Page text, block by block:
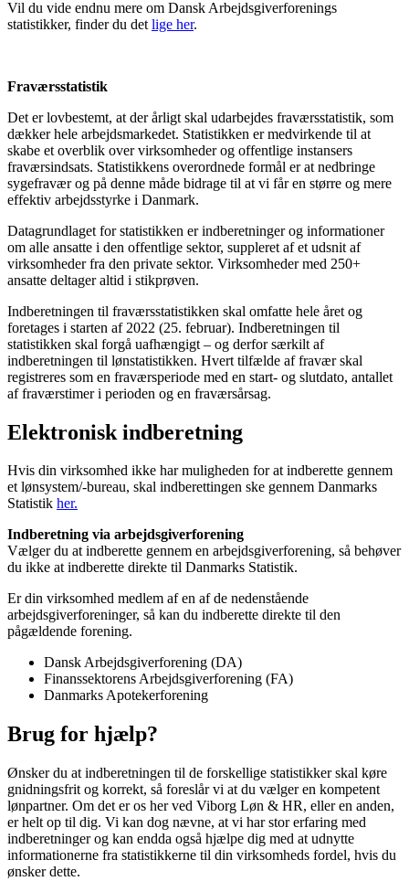
Vil du vide endnu mere om Dansk Arbejdsgiverforenings
statistikker, finder du det lige her.
Fraværsstatistik
Det er lovbestemt, at der årligt skal udarbejdes fraværsstatistik, som
dækker hele arbejdsmarkedet. Statistikken er medvirkende til at
skabe et overblik over virksomheder og offentlige instansers
fraværsindsats. Statistikkens overordnede formål er at nedbringe
sygefravær og på denne måde bidrage til at vi får en større og mere
effektiv arbejdsstyrke i Danmark.
Datagrundlaget for statistikken er indberetninger og informationer
om alle ansatte i den offentlige sektor, suppleret af et udsnit af
virksomheder fra den private sektor. Virksomheder med 250+
ansatte deltager altid i stikprøven.
Indberetningen til fraværsstatistikken skal omfatte hele året og
foretages i starten af 2022 (25. februar). Indberetningen til
statistikken skal forgå uafhængigt – og derfor særkilt af
indberetningen til lønstatistikken. Hvert tilfælde af fravær skal
registreres som en fraværsperiode med en start- og slutdato, antallet
af fraværstimer i perioden og en fraværsårsag.
Elektronisk indberetning
Hvis din virksomhed ikke har muligheden for at indberette gennem
et lønsystem/-bureau, skal indberettingen ske gennem Danmarks
Statistik her.
Indberetning via arbejdsgiverforening
Vælger du at indberette gennem en arbejdsgiverforening, så behøver
du ikke at indberette direkte til Danmarks Statistik.
Er din virksomhed medlem af en af de nedenstående
arbejdsgiverforeninger, så kan du indberette direkte til den
pågældende forening.
Dansk Arbejdsgiverforening (DA)
Finanssektorens Arbejdsgiverforening (FA)
Danmarks Apotekerforening
Brug for hjælp?
Ønsker du at indberetningen til de forskellige statistikker skal køre
gnidningsfrit og korrekt, så foreslår vi at du vælger en kompetent
lønpartner. Om det er os her ved Viborg Løn & HR, eller en anden,
er helt op til dig. Vi kan dog nævne, at vi har stor erfaring med
indberetninger og kan endda også hjælpe dig med at udnytte
informationerne fra statistikkerne til din virksomheds fordel, hvis du
ønsker dette.